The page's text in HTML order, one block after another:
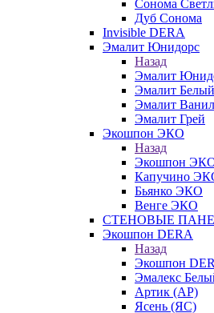
Сонома
Дуб Сонома
Invisible DERA
Эмалит Юнидорс
Назад
Эмалит
Эмалит Белый
Эмалит
Эмалит Грей
Экошпон ЭКО
Назад
Экошпон
Капучино
Бьянко ЭКО
Венге ЭКО
СТЕНОВЫЕ
Экошпон DERA
Назад
Экошпон
Эмалекс
Артик (АР)
Ясень (ЯС)